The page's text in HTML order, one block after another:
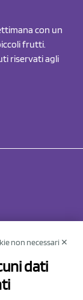
con un
frutti.
riservati agli
1
non necessari ✕
dati